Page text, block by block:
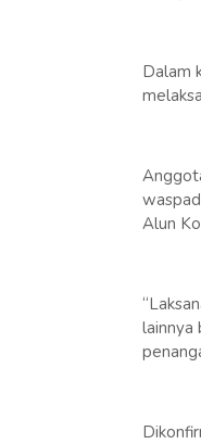
Dalam
Alun
lainnya